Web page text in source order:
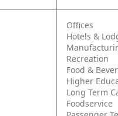
Offices
Hotels &
Recreation
Food &
Higher
Long Term
Foodservice